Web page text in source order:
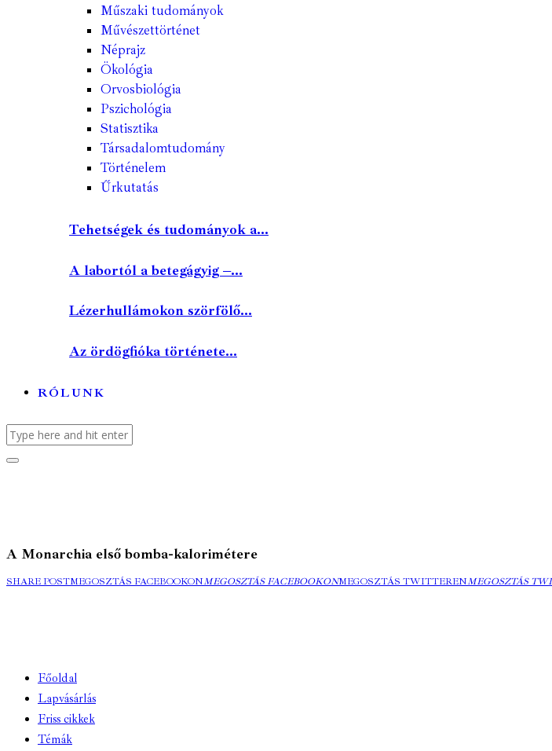
Műszaki tudományok
Művészettörténet
Néprajz
Ökológia
Orvosbiológia
Pszichológia
Statisztika
Társadalomtudomány
Történelem
Űrkutatás
Tehetségek és tudományok a...
A labortól a betegágyig –...
Lézerhullámokon szörfölő...
Az ördögfióka története...
RÓLUNK
A Monarchia első bomba-kalorimétere
SHARE POSTMEGOSZTÁS FACEBOOKONMEGOSZTÁS FACEBOOKONMEGOSZTÁS TWITTERENMEGOSZTÁS
Főoldal
Lapvásárlás
Friss cikkek
Témák